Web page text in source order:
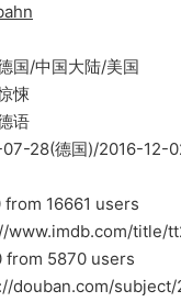
/中国大陆/美国
悚
语
28(德国)/2016-12-
16661 users
www.imdb.com/title/
5870 users
subject/